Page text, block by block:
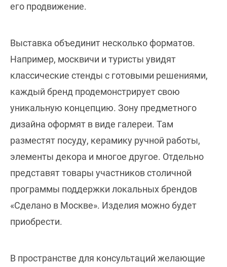
его продвижение.
Выставка объединит несколько форматов.
Например, москвичи и туристы увидят
классические стенды с готовыми решениями,
каждый бренд продемонстрирует свою
уникальную концепцию. Зону предметного
дизайна оформят в виде галереи. Там
разместят посуду, керамику ручной работы,
элементы декора и многое другое. Отдельно
представят товары участников столичной
программы поддержки локальных брендов
«Сделано в Москве». Изделия можно будет
приобрести.
В пространстве для консультаций желающие